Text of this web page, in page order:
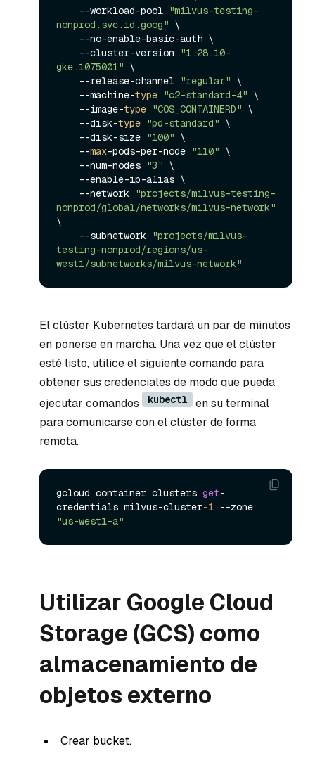
    --workload-pool
"milvus-testing-
nonprod.svc.id.goog" \
    --cluster-version
"1.28.10-
gke.1075001" \
    --release-channel
"regular" \
    --machine-
type "c2-standard-4" \
    --image-
type "COS_CONTAINERD" \
    --disk-
type "pd-standard" \
    --disk-size
"100" \
    --
max-pods-per-node "110" \
    --num-nodes
"3" \
    --network
"projects/milvus-testing-
nonprod/global/networks/milvus-network"
\
    --subnetwork
"projects/milvus-
testing-nonprod/regions/us-
west1/subnetworks/milvus-network"
El clúster Kubernetes tardará un par de minutos
en ponerse en marcha. Una vez que el clúster
esté listo, utilice el siguiente comando para
obtener sus credenciales de modo que pueda
ejecutar comandos
kubectl
en su terminal
para comunicarse con el clúster de forma
remota.
gcloud container clusters get-
credentials milvus-cluster-1
"us-west1-a"
Utilizar Google Cloud
Storage (GCS) como
almacenamiento de
objetos externo
Crear bucket.